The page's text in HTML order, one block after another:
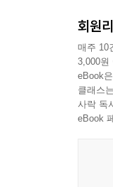
두터운
이 작
앞표
여든을
이해
장르를
회원
매주 10
3,000원
eBook
클래스
사락 독
eBook